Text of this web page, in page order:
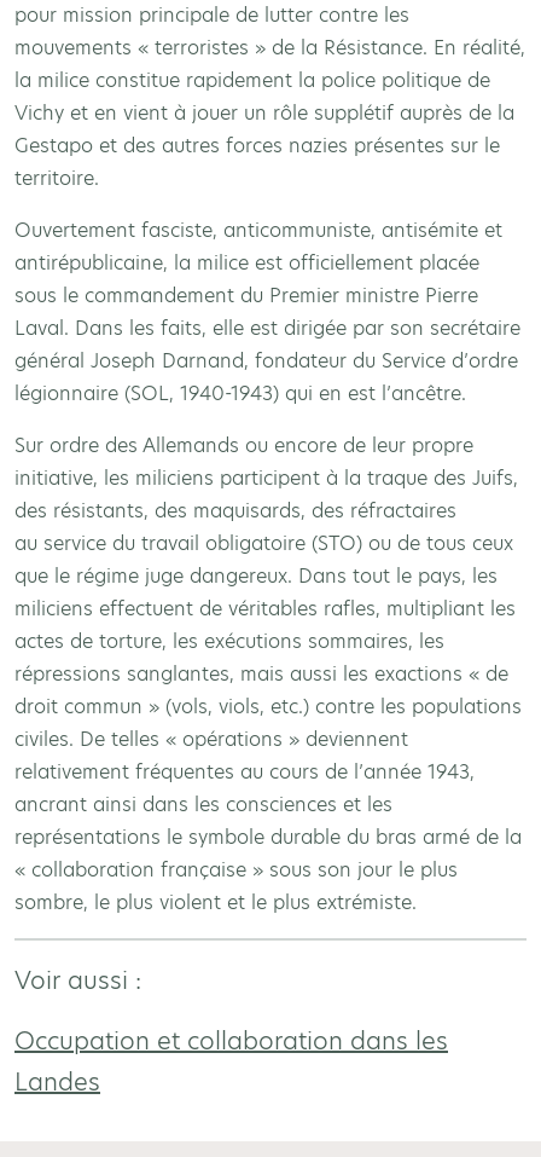
pour mission principale de lutter contre les
mouvements « terroristes » de la Résistance. En réalité,
la milice constitue rapidement la police politique de
Vichy et en vient à jouer un rôle supplétif auprès de la
Gestapo et des autres forces nazies présentes sur le
territoire.
Ouvertement fasciste, anticommuniste, antisémite et
antirépublicaine, la milice est officiellement placée
sous le commandement du Premier ministre Pierre
Laval. Dans les faits, elle est dirigée par son secrétaire
général Joseph Darnand, fondateur du Service d’ordre
légionnaire (SOL, 1940-1943) qui en est l’ancêtre.
Sur ordre des Allemands ou encore de leur propre
initiative, les miliciens participent à la traque des Juifs,
des résistants, des maquisards, des réfractaires
au service du travail obligatoire (STO) ou de tous ceux
que le régime juge dangereux. Dans tout le pays, les
miliciens effectuent de véritables rafles, multipliant les
actes de torture, les exécutions sommaires, les
répressions sanglantes, mais aussi les exactions « de
droit commun » (vols, viols, etc.) contre les populations
civiles. De telles « opérations » deviennent
relativement fréquentes au cours de l’année 1943,
ancrant ainsi dans les consciences et les
représentations le symbole durable du bras armé de la
« collaboration française » sous son jour le plus
sombre, le plus violent et le plus extrémiste.
Voir aussi :
Occupation et collaboration dans les
Landes